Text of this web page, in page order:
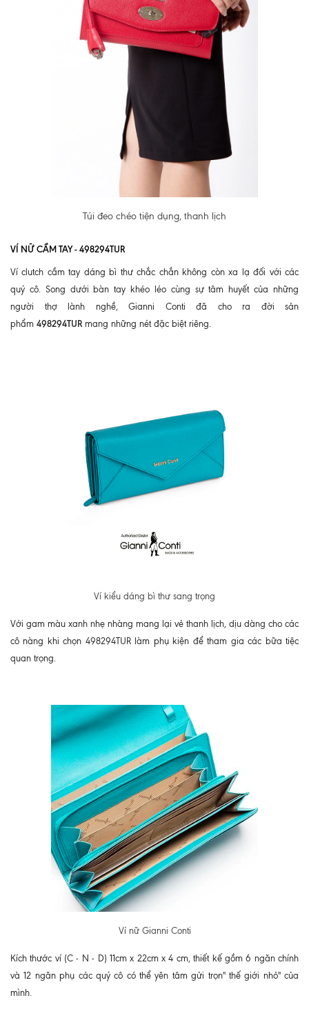
Túi đeo chéo tiện dụng, thanh lịch
VÍ NỮ CẦM TAY - 498294TUR
Ví clutch cầm tay dáng bì thư chắc chắn không còn xa lạ đối với các
quý cô. Song dưới bàn tay khéo léo cùng sự tâm huyết của những
người thợ lành nghề, Gianni Conti đã cho ra đời sản
phẩm 498294TUR mang những nét đặc biệt riêng.
Ví kiểu dáng bì thư sang trọng
Với gam màu xanh nhẹ nhàng mang lại vẻ thanh lịch, dịu dàng cho các
cô nàng khi chọn 498294TUR làm phụ kiện để tham gia các bữa tiệc
quan trọng.
Ví nữ Gianni Conti
Kích thước ví (C - N - D) 11cm x 22cm x 4 cm, thiết kế gồm 6 ngăn chính
và 12 ngăn phụ các quý cô có thể yên tâm gửi trọn" thế giới nhỏ" của
mình.